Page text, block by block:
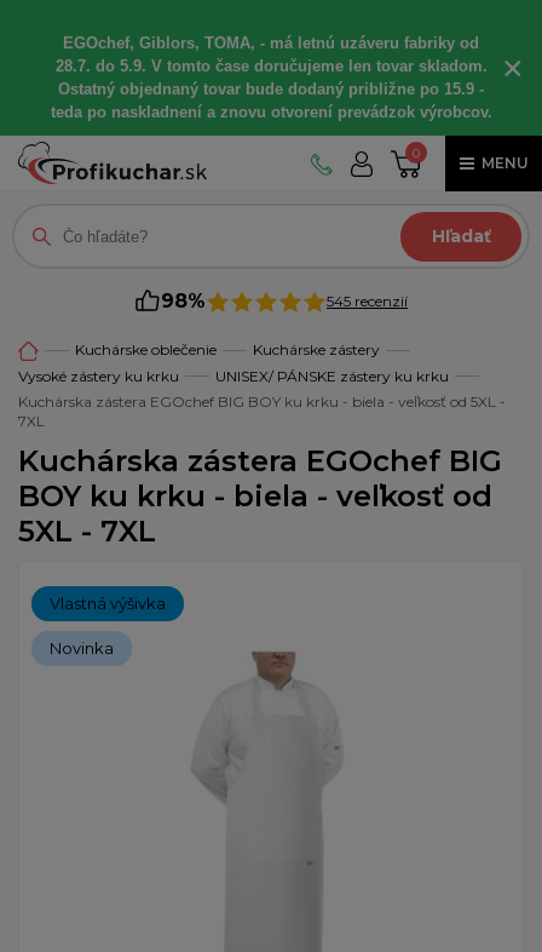
EGOchef, Giblors, TOMA, - má letnú uzáveru fabriky od
28.7. do 5.9. V tomto čase doručujeme len tovar skladom.
Ostatný objednaný tovar bude dodaný približne po 15.9 -
teda po naskladnení a znovu otvorení prevádzok výrobcov.
×
0
MENU
Hľadať
98% 545 recenzií
Kuchárske oblečenie
Kuchárske zástery
Vysoké zástery ku krku
UNISEX/ PÁNSKE zástery ku krku
Kuchárska zástera EGOchef BIG BOY ku krku - biela - veľkosť od 5XL -
7XL
Kuchárska zástera EGOchef BIG
BOY ku krku - biela - veľkosť od
5XL - 7XL
Vlastná výšivka
Novinka